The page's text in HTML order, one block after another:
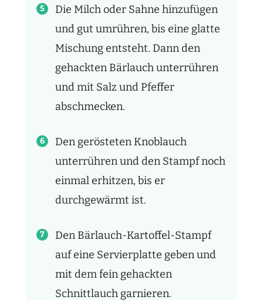
Die Milch oder Sahne hinzufügen
und gut umrühren, bis eine glatte
Mischung entsteht. Dann den
gehackten Bärlauch unterrühren
und mit Salz und Pfeffer
abschmecken.
Den gerösteten Knoblauch
unterrühren und den Stampf noch
einmal erhitzen, bis er
durchgewärmt ist.
Den Bärlauch-Kartoffel-Stampf
auf eine Servierplatte geben und
mit dem fein gehackten
Schnittlauch garnieren.